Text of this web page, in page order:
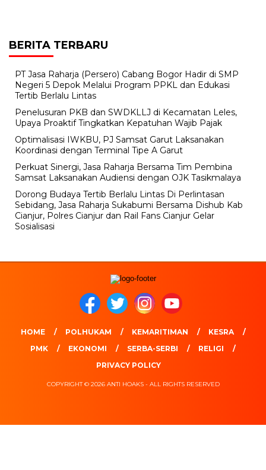
BERITA TERBARU
PT Jasa Raharja (Persero) Cabang Bogor Hadir di SMP
Negeri 5 Depok Melalui Program PPKL dan Edukasi
Tertib Berlalu Lintas
Penelusuran PKB dan SWDKLLJ di Kecamatan Leles,
Upaya Proaktif Tingkatkan Kepatuhan Wajib Pajak
Optimalisasi IWKBU, PJ Samsat Garut Laksanakan
Koordinasi dengan Terminal Tipe A Garut
Perkuat Sinergi, Jasa Raharja Bersama Tim Pembina
Samsat Laksanakan Audiensi dengan OJK Tasikmalaya
Dorong Budaya Tertib Berlalu Lintas Di Perlintasan
Sebidang, Jasa Raharja Sukabumi Bersama Dishub Kab
Cianjur, Polres Cianjur dan Rail Fans Cianjur Gelar
Sosialisasi
HOME POLHUKAM KEMARITIMAN
KESRA
PMK
EKONOMI SERBA-SERBI
RELIGI
PRIVACY POLICY
COPYRIGHT © 2026 ANTI HOAKS - ALL RIGHTS RESERVED